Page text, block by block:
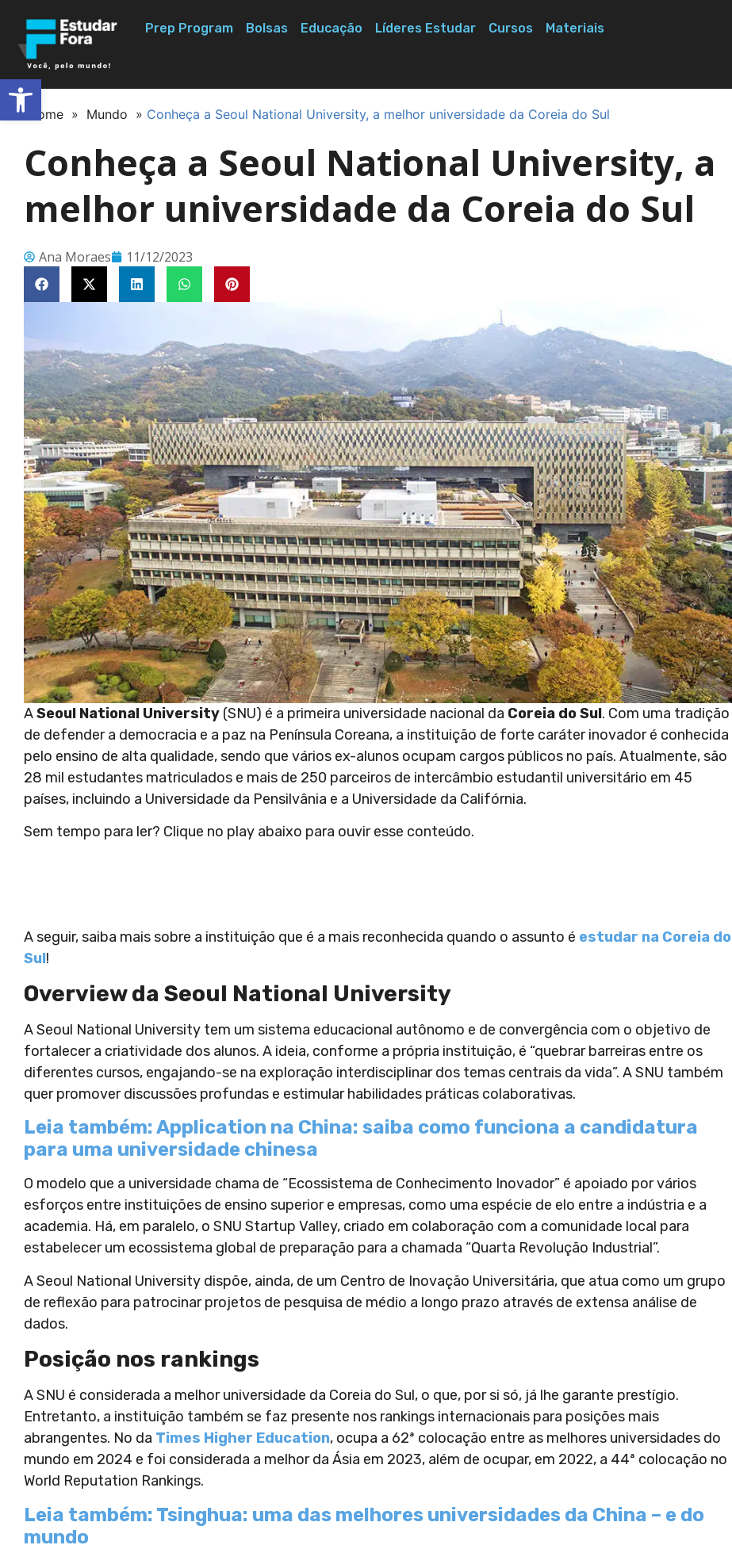
Prep Program Bolsas Educação Líderes Estudar Cursos Materiais
Home » Mundo » Conheça a Seoul National University, a melhor universidade da Coreia do Sul
Conheça a Seoul National University, a
melhor universidade da Coreia do Sul
Ana Moraes 11/12/2023
ASeoul National University (SNU) é a primeira universidade nacional da Coreia do Sul. Com uma tradição
de defender a democracia e a paz na Península Coreana, a instituição de forte caráter inovador é conhecida
pelo ensino de alta qualidade, sendo que vários ex-alunos ocupam cargos públicos no país. Atualmente, são
28 mil estudantes matriculados e mais de 250 parceiros de intercâmbio estudantil universitário em 45
países, incluindo a Universidade da Pensilvânia e a Universidade da Califórnia.
Sem tempo para ler? Clique no play abaixo para ouvir esse conteúdo.
A seguir, saiba mais sobre a instituição que é a mais reconhecida quando o assunto é estudar na Coreia do
Sul!
Overview da Seoul National University
A Seoul National University tem um sistema educacional autônomo e de convergência com o objetivo de
fortalecer a criatividade dos alunos. A ideia, conforme a própria instituição, é “quebrar barreiras entre os
diferentes cursos, engajando-se na exploração interdisciplinar dos temas centrais da vida”. A SNU também
quer promover discussões profundas e estimular habilidades práticas colaborativas.
Leia também: Application na China: saiba como funciona a candidatura
para uma universidade chinesa
O modelo que a universidade chama de “Ecossistema de Conhecimento Inovador” é apoiado por vários
esforços entre instituições de ensino superior e empresas, como uma espécie de elo entre a indústria e a
academia. Há, em paralelo, o SNU Startup Valley, criado em colaboração com a comunidade local para
estabelecer um ecossistema global de preparação para a chamada “Quarta Revolução Industrial”.
A Seoul National University dispõe, ainda, de um Centro de Inovação Universitária, que atua como um grupo
de reflexão para patrocinar projetos de pesquisa de médio a longo prazo através de extensa análise de
dados.
Posição nos rankings
A SNU é considerada a melhor universidade da Coreia do Sul, o que, por si só, já lhe garante prestígio.
Entretanto, a instituição também se faz presente nos rankings internacionais para posições mais
abrangentes. No da Times Higher Education, ocupa a 62ª colocação entre as melhores universidades do
mundo em 2024 e foi considerada a melhor da Ásia em 2023, além de ocupar, em 2022, a 44ª colocação no
World Reputation Rankings.
Leia também: Tsinghua: uma das melhores universidades da China – e do
mundo
Abrir a barra de ferramentas